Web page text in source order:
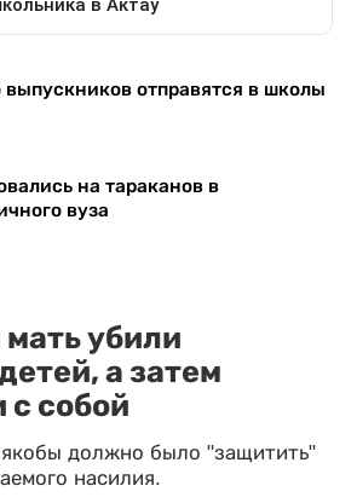
выпускников отправятся в школы
на тараканов в
вуза
убили
а затем
с собой
должно было "защитить"
насилия.